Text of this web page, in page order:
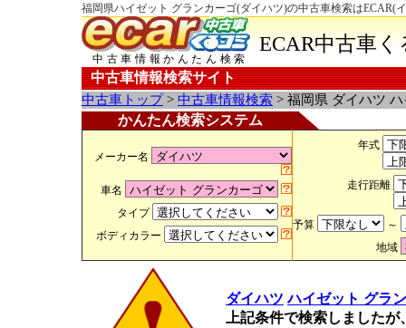
福岡県ハイゼット グランカーゴ(ダイハツ)の中古車検索はECAR(
中古車情報かんたん検索
ECAR中古車
中古車情報検索サイト
中古車トップ> 中古車情報検索 > 福岡県 ダイハツ
かんたん検索システム
メーカー名
車名
タイプ
ボディカラー
年式
走行距離
予算
～
地域
ダイハツ ハイゼット グラ
上記条件で検索しました